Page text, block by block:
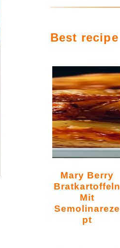
Best recipe
Mary Berry
Bratkartoffeln
Mit
Semolinareze
Pt